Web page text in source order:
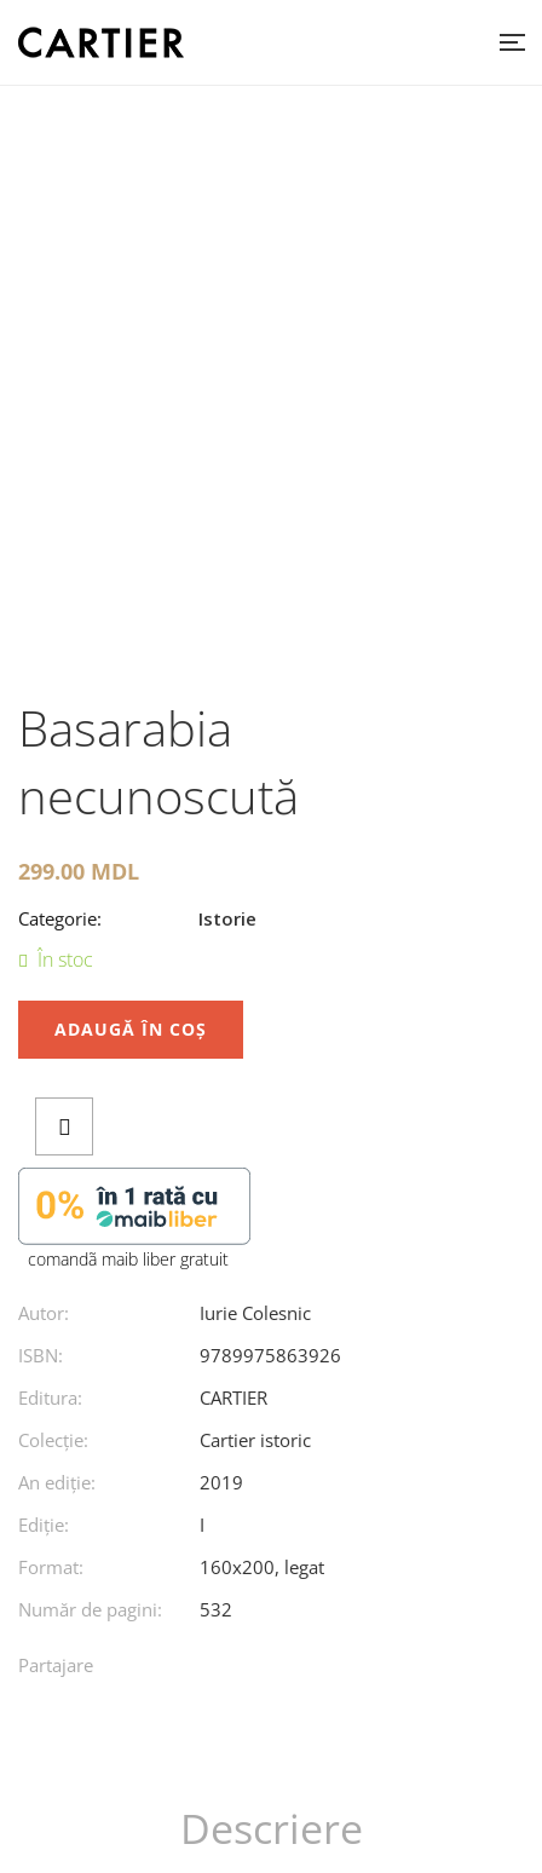
Basarabia
necunoscută
299.00 MDL
Categorie: Istorie
În stoc
ADAUGĂ ÎN COȘ
comandã maib liber gratuit
Autor:
Iurie Colesnic
ISBN:
9789975863926
Editura:
CARTIER
Colecție:
Cartier istoric
An ediţie:
2019
Ediţie:
I
Format:
160x200, legat
Număr de pagini:
532
Partajare
Descriere